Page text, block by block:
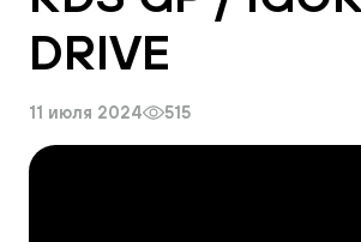
DRIVE
11 июля 2024 515